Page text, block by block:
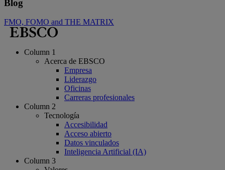
Blog
FMO, FOMO and THE MATRIX
Column 1
Acerca de EBSCO
Empresa
Liderazgo
Oficinas
Carreras profesionales
Column 2
Tecnología
Accesibilidad
Acceso abierto
Datos vinculados
Inteligencia Artificial (IA)
Column 3